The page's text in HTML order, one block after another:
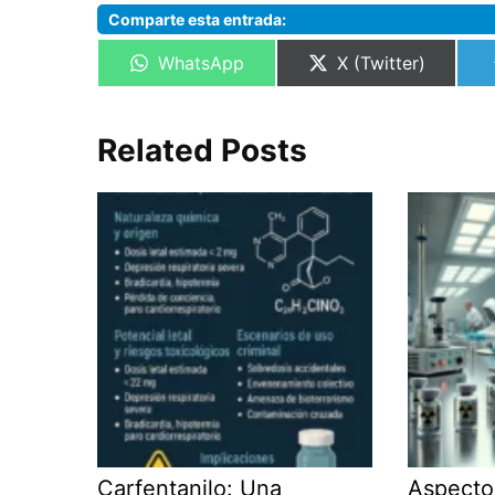
Comparte esta entrada:
Compartir
WhatsApp
Compartir
X (Twitter)
Related Posts
Carfentanilo: Una